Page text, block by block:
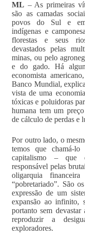
ML – As primeiras
são as camadas
povos do Sul e em
indígenas e
florestas e seus
devastados pelas
minas, ou pelo
e do gado. Há
economista
Banco Mundial,
vista de uma
tóxicas e poluidoras
humana tem um
de cálculo de perdas e
Por outro lado, o
temos que chamá-
capitalismo – que
responsável pelas
oligarquia
“pobretariado”. São
expressão de um
expansão ao infinito,
portanto sem
reproduzir a
exploradores.